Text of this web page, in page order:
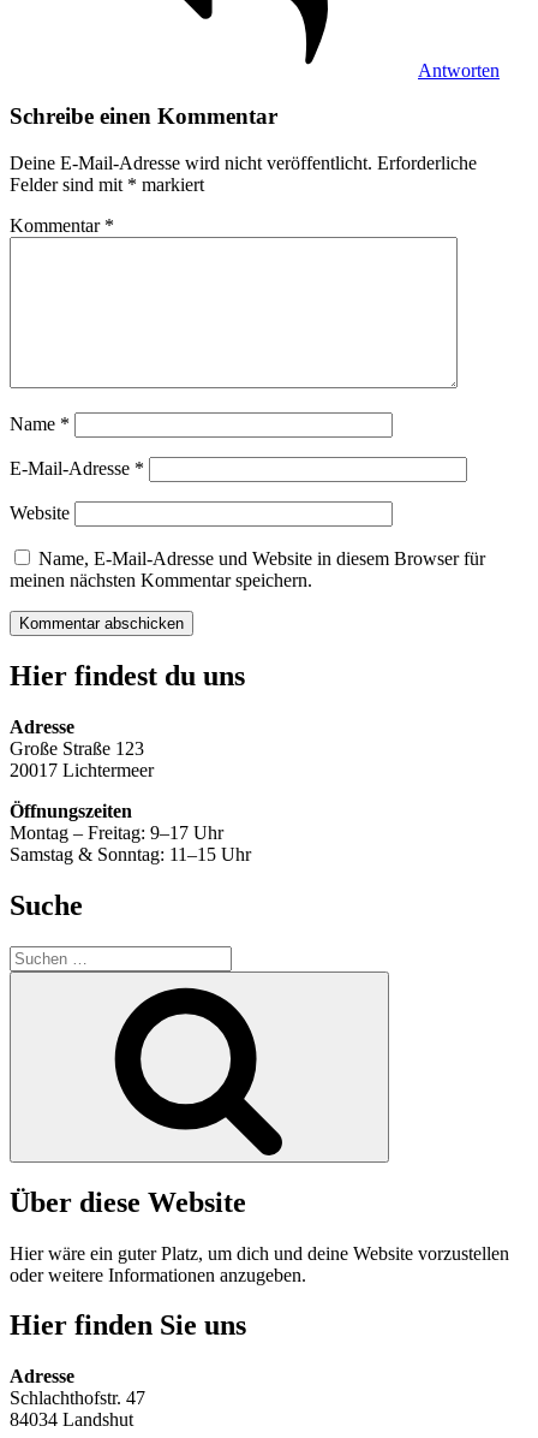
Antworten
Schreibe einen Kommentar
Deine E-Mail-Adresse wird nicht veröffentlicht. Erforderliche
Felder sind mit * markiert
Kommentar *
Name *
E-Mail-Adresse *
Website
Name, E-Mail-Adresse und Website in diesem Browser für
meinen nächsten Kommentar speichern.
Hier findest du uns
Adresse
Große Straße 123
20017 Lichtermeer
Öffnungszeiten
Montag – Freitag: 9–17 Uhr
Samstag & Sonntag: 11–15 Uhr
Suche
Suche
nach:
Über diese Website
Hier wäre ein guter Platz, um dich und deine Website vorzustellen
oder weitere Informationen anzugeben.
Hier finden Sie uns
Adresse
Schlachthofstr. 47
84034 Landshut